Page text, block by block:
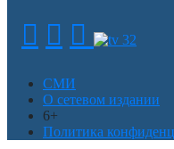
СМИ
О сетевом издании
6+
Политика